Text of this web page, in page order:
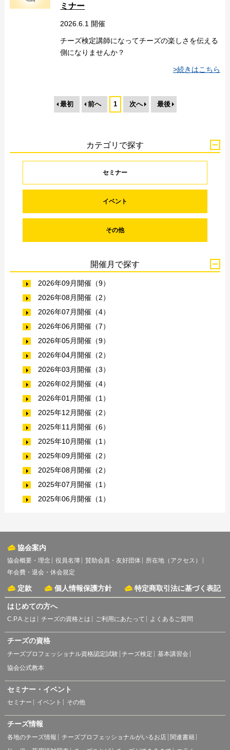
ミナー
2026.6.1 開催
チーズ検定講師になってチーズの楽しさを伝える
側になりませんか？
>続きはこちら
最初 前へ 1 次へ 最後
カテゴリで探す
セミナー
イベント
その他
開催月で探す
2026年09月開催（9）
2026年08月開催（2）
2026年07月開催（4）
2026年06月開催（7）
2026年05月開催（9）
2026年04月開催（2）
2026年03月開催（3）
2026年02月開催（4）
2026年01月開催（1）
2025年12月開催（2）
2025年11月開催（6）
2025年10月開催（1）
2025年09月開催（2）
2025年08月開催（2）
2025年07月開催（1）
2025年06月開催（1）
協会案内
協会概要・理念 役員名簿 賛助会員・友好団体
所在地（アクセス）
年会費・退会・休会規定
定款 個人情報保護方針 特定商取引法に基づく表記
はじめての方へ
C.P.A.とは チーズの資格とは ご利用にあたって よくあるご質問
チーズの資格
チーズプロフェッショナル資格認定試験 チーズ検定
基本講習会
協会公式教本
セミナー・イベント
セミナー イベント その他
チーズ情報
各地のチーズ情報 チーズプロフェッショナルがいるお店 関連書籍